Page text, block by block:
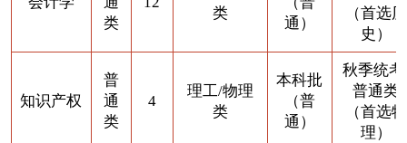
类
类
通）
（首选历
史）
知识产权
普
通
类
4
理工/物理
类
本科批
（普
通）
秋季统
普通类
（首选物
理）